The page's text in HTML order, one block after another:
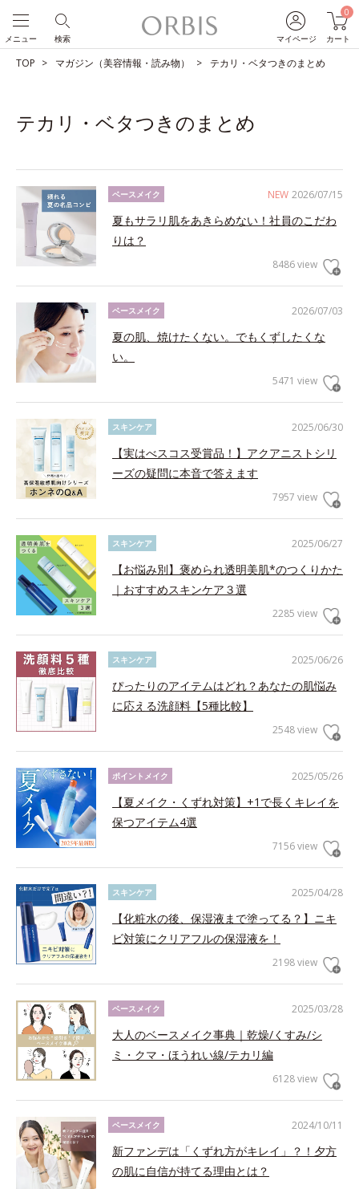
マイページ
0
カート
検索
メニュー
TOP マガジン（美容情報・読み物） テカリ・ベタつきのまとめ
テカリ・ベタつきのまとめ
NEW 2026/07/15
ベースメイク
夏もサラリ肌をあきらめない！社員のこだわ
りは？
8486 view
2026/07/03
ベースメイク
夏の肌、焼けたくない。でもくずしたくな
い。
5471 view
2025/06/30
スキンケア
【実はべスコス受賞品！】アクアニストシリ
ーズの疑問に本音で答えます
7957 view
2025/06/27
スキンケア
【お悩み別】褒められ透明美肌*のつくりかた
｜おすすめスキンケア３選
2285 view
2025/06/26
スキンケア
ぴったりのアイテムはどれ？あなたの肌悩み
に応える洗顔料【5種比較】
2548 view
2025/05/26
ポイントメイク
【夏メイク・くずれ対策】+1で長くキレイを
保つアイテム4選
7156 view
2025/04/28
スキンケア
【化粧水の後、保湿液まで塗ってる？】ニキ
ビ対策にクリアフルの保湿液を！
2198 view
2025/03/28
ベースメイク
大人のベースメイク事典｜乾燥/くすみ/シ
ミ・クマ・ほうれい線/テカリ編
6128 view
2024/10/11
ベースメイク
新ファンデは「くずれ方がキレイ」？！夕方
の肌に自信が持てる理由とは？